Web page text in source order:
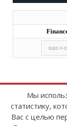
Мы
статистику,
Вас с целью